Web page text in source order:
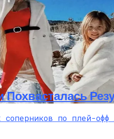
Одесса-Николаев:
Хранит Свои